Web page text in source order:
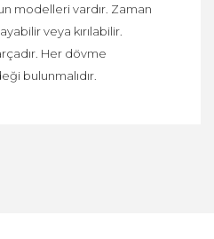
modelleri vardır. Zaman
veya kırılabilir.
Her dövme
bulunmalıdır.